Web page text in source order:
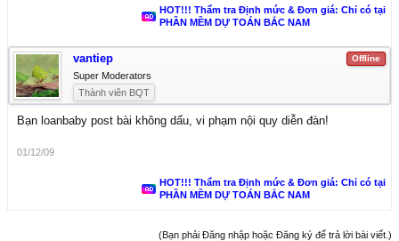
HOT!!! Thẩm tra Định mức & Đơn giá: Chỉ có tại
PHẦN MỀM DỰ TOÁN BẮC NAM
Offline
vantiep
Super Moderators
Thành viên BQT
Bạn loanbaby post bài không dấu, vi phạm nội quy diễn đàn!
01/12/09
HOT!!! Thẩm tra Định mức & Đơn giá: Chỉ có tại
PHẦN MỀM DỰ TOÁN BẮC NAM
(Bạn phải Đăng nhập hoặc Đăng ký để trả lời bài viết.)